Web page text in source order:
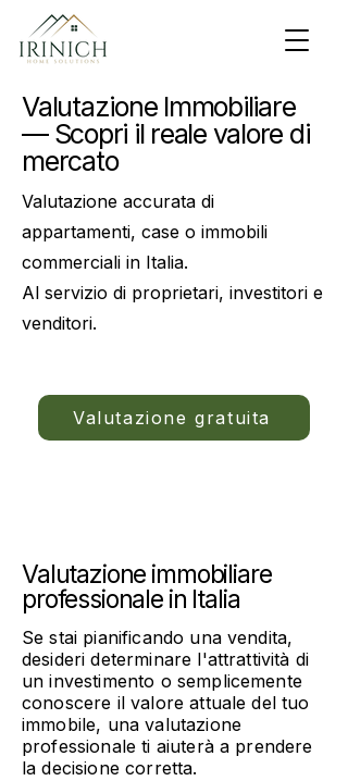
Valutazione Immobiliare
— Scopri il reale valore di
mercato
Valutazione accurata di
appartamenti, case o immobili
commerciali in Italia.
Al servizio di proprietari, investitori e
venditori.
Valutazione gratuita
Valutazione immobiliare
professionale in Italia
Se stai pianificando una vendita,
desideri determinare l'attrattività di
un investimento o semplicemente
conoscere il valore attuale del tuo
immobile, una valutazione
professionale ti aiuterà a prendere
la decisione corretta.